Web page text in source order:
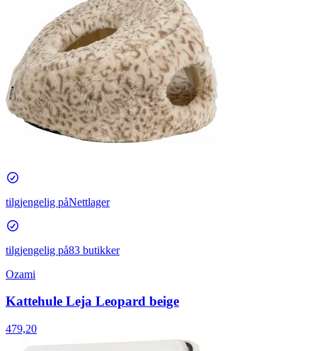
tilgjengelig påNettlager
tilgjengelig på83 butikker
Ozami
Kattehule Leja Leopard beige
479,20